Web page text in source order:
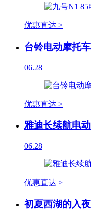
优惠直达 >
台铃电动摩托
06.28
优惠直达 >
雅迪长续航电
06.28
优惠直达 >
初夏西湖的入